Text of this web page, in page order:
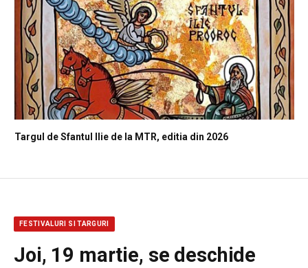
Targul de Sfantul Ilie de la MTR, editia din 2026
FESTIVALURI SI TARGURI
Joi, 19 martie, se deschide